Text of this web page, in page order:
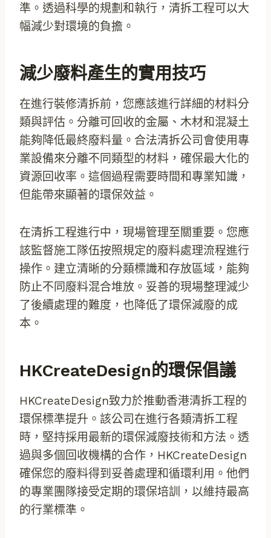
準。透過科學的規劃和執行，清拆工程可以大
幅減少對環境的負擔。
減少廢料產生的實用技巧
在進行裝修清拆前，您應該進行詳細的材料分
類與評估。分離可回收的金屬、木材和混凝土
能夠降低最終廢料量。合法清拆公司會使用專
業設備來分離不同類型的材料，確保最大化的
資源回收率。這個過程需要時間和專業知識，
但能帶來顯著的環保效益。
在清拆工程進行中，現場管理至關重要。您應
該監督施工隊伍按照規定的廢料處理流程進行
操作。建立清晰的分類標識和存放區域，能夠
防止不同廢料混合堆放。妥善的現場整理減少
了後續處理的難度，也降低了環保減廢的成
本。
HKCreateDesign的環保倡議
HKCreateDesign致力於推動香港清拆工程的
環保標準提升。該公司在進行各類清拆工程
時，堅持採用最新的環保減廢技術和方法。透
過與多個回收機構的合作，HKCreateDesign
確保您的廢料得到妥善處理和循環利用。他們
的專業團隊接受定期的環保培訓，以維持最高
的行業標準。